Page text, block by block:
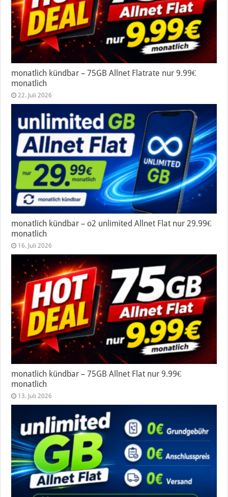
monatlich kündbar – 75GB Allnet Flatrate nur 9.99€
monatlich
22. Juli 2026
monatlich kündbar – o2 unlimited Allnet Flat nur 29.99€
monatlich
16. Juli 2026
monatlich kündbar – 75GB Allnet Flat nur 9.99€
monatlich
13. Juli 2026